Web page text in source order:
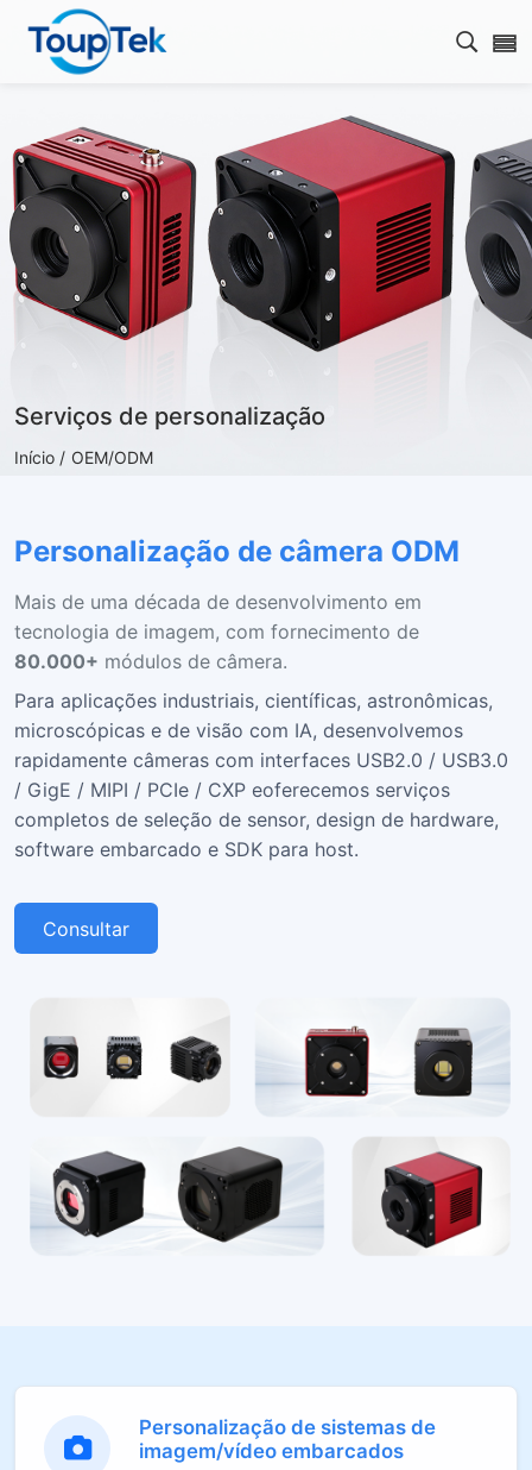
Abrir
Serviços de personalização
Início / OEM/ODM
Personalização de câmera ODM
Mais de uma década de desenvolvimento em
tecnologia de imagem, com fornecimento de
80.000+ módulos de câmera.
Para aplicações industriais, científicas, astronômicas,
microscópicas e de visão com IA, desenvolvemos
rapidamente câmeras com interfaces USB2.0 / USB3.0
/ GigE / MIPI / PCIe / CXP eoferecemos serviços
completos de seleção de sensor, design de hardware,
software embarcado e SDK para host.
Consultar
Personalização de sistemas de
imagem/vídeo embarcados